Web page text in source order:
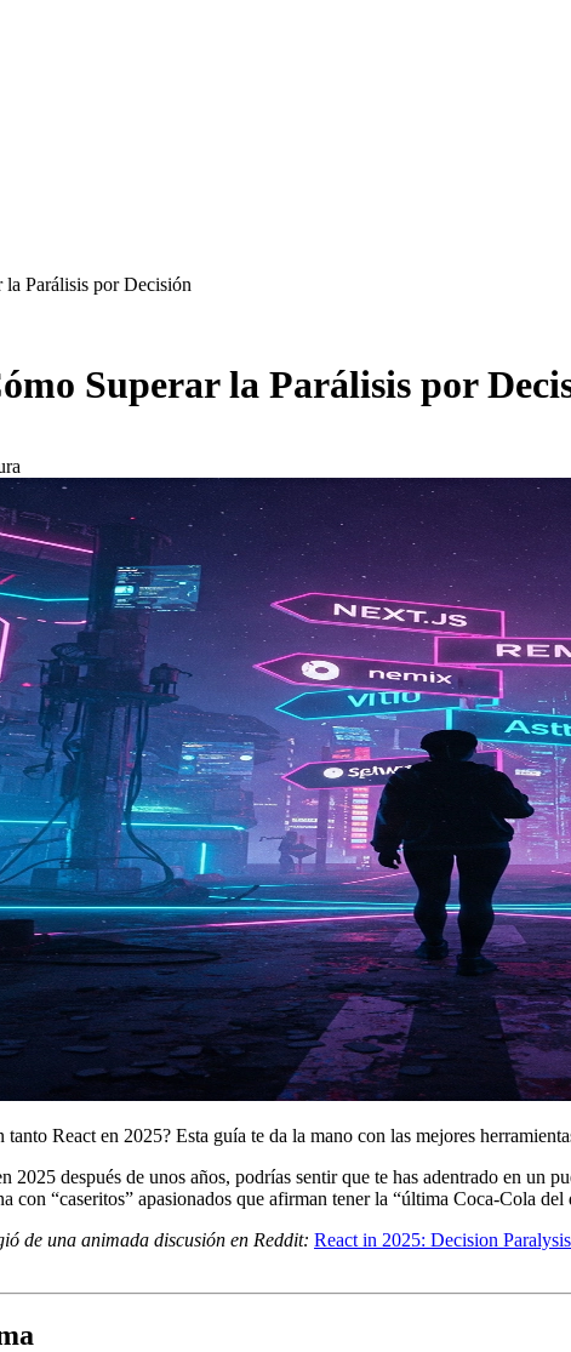
la Parálisis por Decisión
Superar la Parálisis por
tanto React en 2025? Esta guía te da la mano con las mejores
2025 después de unos años, podrías sentir que te has adentrado en
con “caseritos” apasionados que afirman tener la “última Coca-Cola del
de una animada discusión en Reddit: React in 2025: Decision